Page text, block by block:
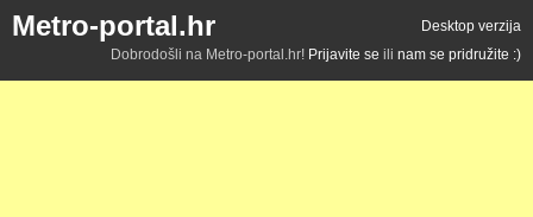
Metro-portal.hr
Desktop verzija
Dobrodošli na Metro-portal.hr! Prijavite se ili nam se pridružite :)